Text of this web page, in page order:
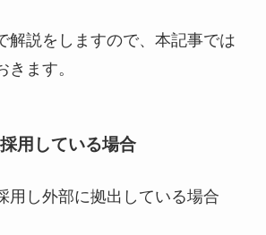
説をしますので、 本記事では
きます。
用している場合
用し外部に拠出している場合